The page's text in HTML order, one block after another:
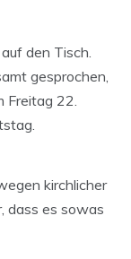
den Tisch.
gesprochen,
Freitag 22.
kirchlicher
dass es sowas